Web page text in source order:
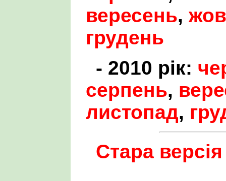
вересень,
грудень
- 2010 рік:
серпень,
листопад,
Стара